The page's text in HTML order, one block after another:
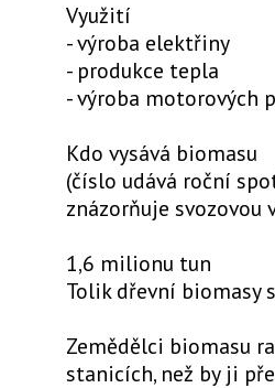
Využití
- výroba elektřiny
- produkce tepla
- výroba motorových
Kdo vysává biomasu
(číslo udává roční
znázorňuje svozovou
1,6 milionu tun
Tolik dřevní biomasy
Zemědělci biomasu
stanicích, než by ji